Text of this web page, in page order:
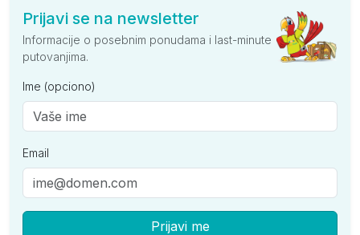
Prijavi se na newsletter
Informacije o posebnim ponudama i last-minute
putovanjima.
Ime (opciono)
Email
Prijavi me